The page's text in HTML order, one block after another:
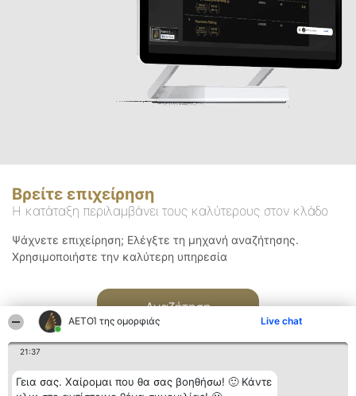
ΑΕΤΟΊ της ομορφιάς Live chat
21:37
Γεια σας. Χαίρομαι που θα σας βοηθήσω! 🙂 Κάντε
Βρείτε επιχείρηση
Η κατάταξη περιλαμβάνει τους καλύτερους στον κλάδο
Ψάχνετε επιχείρηση; Ελέγξτε τη μηχανή αναζήτησης.
Χρησιμοποιήστε την καλύτερη υπηρεσία
Αναζήτηση